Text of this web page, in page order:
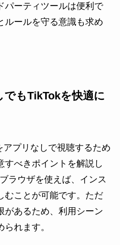
パーティツールは便利で
ルールを守る意識も求め
もTikTokを快適に
アプリなしで視聴するため
すべきポイントを解説し
ラウザを使えば、インス
むことが可能です。ただ
があるため、利用シーン
れます。